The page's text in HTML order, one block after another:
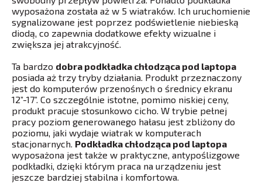
wyposażona została aż w 5 wiatraków. Ich uruchomienie
sygnalizowane jest poprzez podświetlenie niebieską
diodą, co zapewnia dodatkowe efekty wizualne i
zwiększa jej atrakcyjność.
Ta bardzo dobra podkładka chłodząca pod laptopa
posiada aż trzy tryby działania. Produkt przeznaczony
jest do komputerów przenośnych o średnicy ekranu
12”-17”. Co szczególnie istotne, pomimo niskiej ceny,
produkt pracuje stosunkowo cicho. W trybie pełnej
pracy poziom generowanego hałasu jest zbliżony do
poziomu, jaki wydaje wiatrak w komputerach
stacjonarnych. Podkładka chłodząca pod laptopa
wyposażona jest także w praktyczne, antypoślizgowe
podkładki, dzięki którym praca na urządzeniu jest
jeszcze bardziej stabilna i komfortowa.